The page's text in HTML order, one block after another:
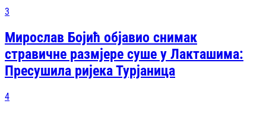
3
Мирослав Бојић објавио снимак
стравичне размјере суше у Лакташима:
Пресушила ријека Турјаница
4